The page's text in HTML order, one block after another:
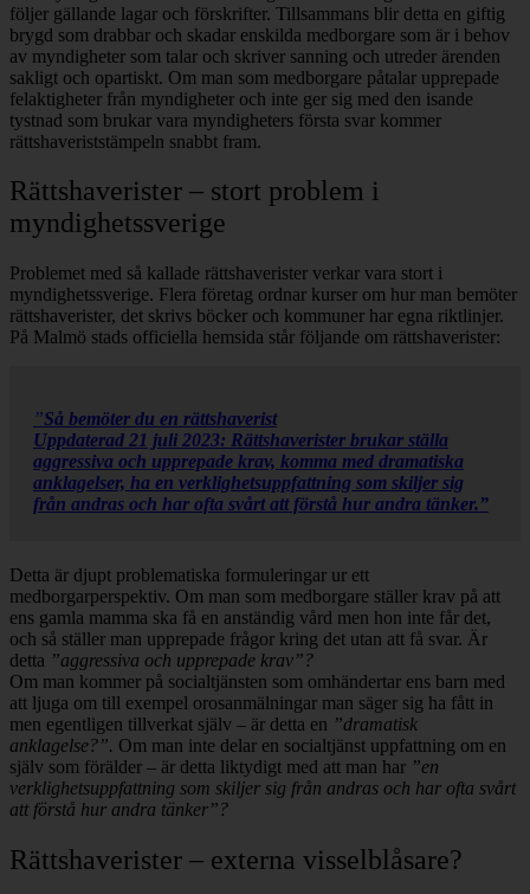
följer gällande lagar och förskrifter. Tillsammans blir detta en giftig
brygd som drabbar och skadar enskilda medborgare som är i behov
av myndigheter som talar och skriver sanning och utreder ärenden
sakligt och opartiskt. Om man som medborgare påtalar upprepade
felaktigheter från myndigheter och inte ger sig med den isande
tystnad som brukar vara myndigheters första svar kommer
rättshaveriststämpeln snabbt fram.
Rättshaverister – stort problem i
myndighetssverige
Problemet med så kallade rättshaverister verkar vara stort i
myndighetssverige. Flera företag ordnar kurser om hur man bemöter
rättshaverister, det skrivs böcker och kommuner har egna riktlinjer.
På Malmö stads officiella hemsida står följande om rättshaverister:
”Så bemöter du en rättshaverist
Uppdaterad 21 juli 2023: Rättshaverister brukar ställa
aggressiva och upprepade krav, komma med dramatiska
anklagelser, ha en verklighetsuppfattning som skiljer sig
från andras och har ofta svårt att förstå hur andra tänker.”
Detta är djupt problematiska formuleringar ur ett
medborgarperspektiv. Om man som medborgare ställer krav på att
ens gamla mamma ska få en anständig vård men hon inte får det,
och så ställer man upprepade frågor kring det utan att få svar. Är
detta ”aggressiva och upprepade krav”?
Om man kommer på socialtjänsten som omhändertar ens barn med
att ljuga om till exempel orosanmälningar man säger sig ha fått in
men egentligen tillverkat själv – är detta en ”dramatisk
anklagelse?”. Om man inte delar en socialtjänst uppfattning om en
själv som förälder – är detta liktydigt med att man har ”en
verklighetsuppfattning som skiljer sig från andras och har ofta svårt
att förstå hur andra tänker”?
Rättshaverister – externa visselblåsare?